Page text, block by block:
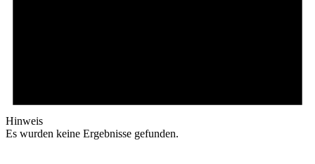
Hinweis
Es wurden keine Ergebnisse gefunden.